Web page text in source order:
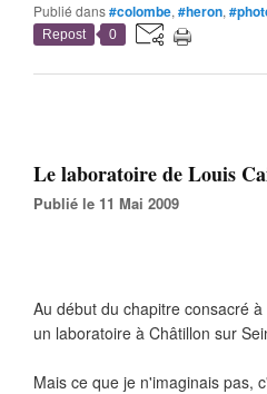
Publié dans#colombe, #heron,
Repost 0
Le laboratoire de Louis
Publié le 11 Mai 2009
Au début du chapitre consacré
un laboratoire à Châtillon sur
Mais ce que je n'imaginais pas,